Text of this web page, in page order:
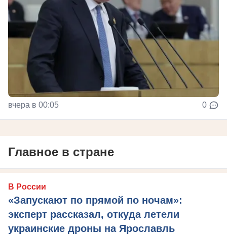
вчера в 00:05 0
Главное в стране
В России
«Запускают по прямой по ночам»:
эксперт рассказал, откуда летели
украинские дроны на Ярославль